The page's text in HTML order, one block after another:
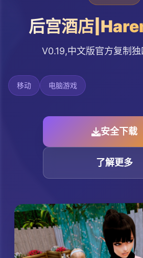
后宫酒店
V0.19,中文版官方复制
移动 电脑游戏
安全下载
了解更多